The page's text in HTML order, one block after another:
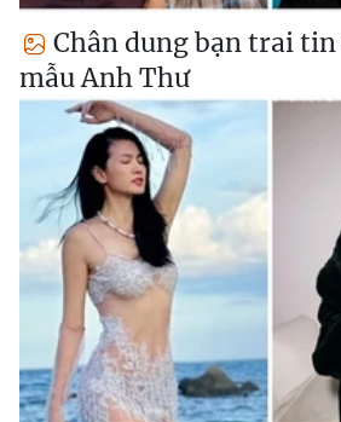
Chân dung bạn trai tin
mẫu Anh Thư